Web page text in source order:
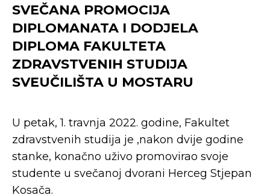
SVEČANA PROMOCIJA
DIPLOMANATA I DODJELA
DIPLOMA FAKULTETA
ZDRAVSTVENIH STUDIJA
SVEUČILIŠTA U MOSTARU
U petak, 1. travnja 2022. godine, Fakultet
zdravstvenih studija je ,nakon dvije godine
stanke, konačno uživo promovirao svoje
studente u svečanoj dvorani Herceg Stjepan
Kosača.